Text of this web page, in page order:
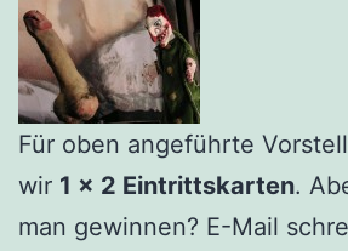
Für oben angeführte
wir 1 x 2 Eintrittskarten.
man gewinnen? E-Mail